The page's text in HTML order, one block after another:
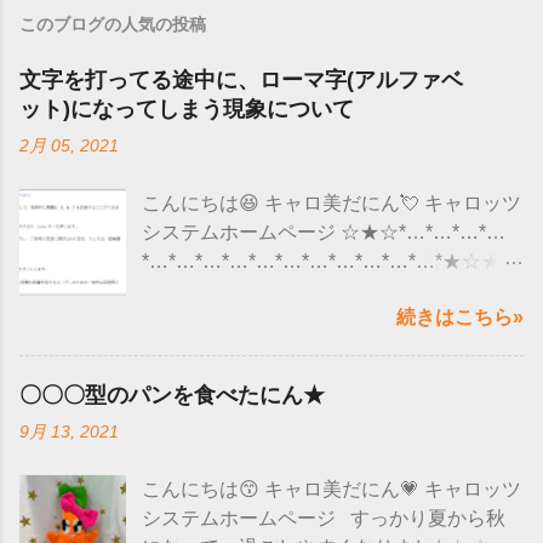
このブログの人気の投稿
文字を打ってる途中に、ローマ字(アルファベ
ット)になってしまう現象について
2月 05, 2021
こんにちは😆 キャロ美だにん💘 キャロッツ
システムホームページ ☆★☆*…*…*…*…
*…*…*…*…*…*…*…*…*…*…*…*★☆★
ていると、急にローマ字(アルファベット）
と、 マイクロソフト社のアップデートの影
ソコンにこの現象が出るのではなく、 バー
ジョンによって現象がでるようだにん！ バ
続きはこちら»
〇〇〇型のパンを食べたにん★
9月 13, 2021
こんにちは😙 キャロ美だにん💗 キャロッツ
システムホームページ すっかり夏から秋